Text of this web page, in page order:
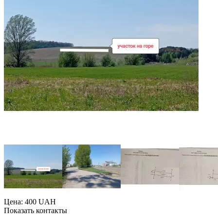
Цена: 400 UAH
Показать контакты